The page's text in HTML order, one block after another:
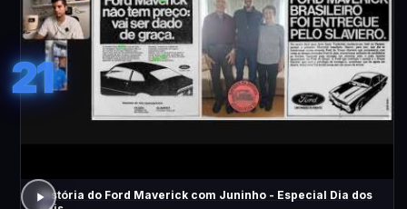
21
História do Ford Maverick com Juninho - Especial Dia dos